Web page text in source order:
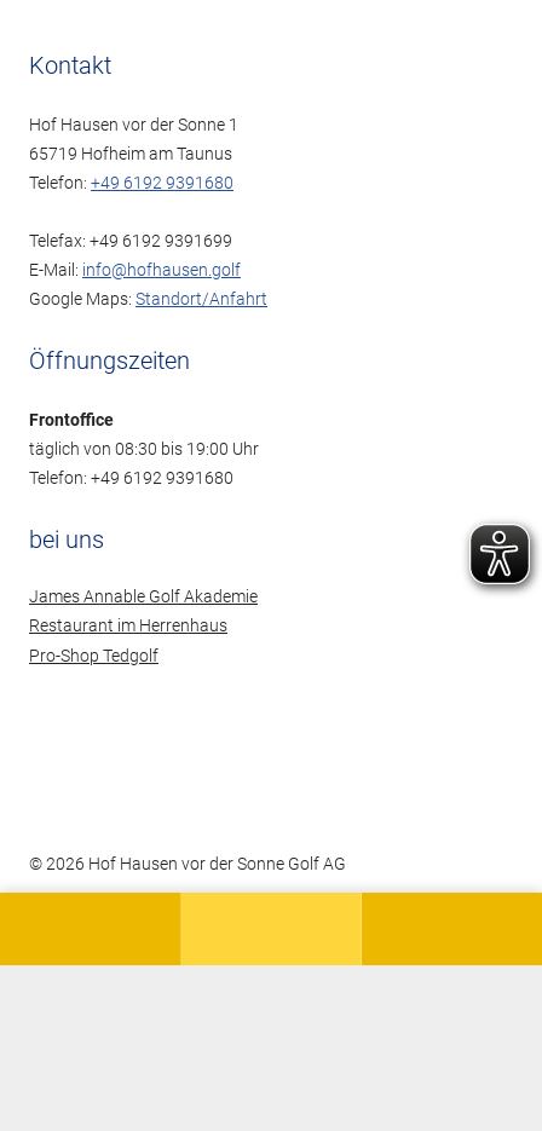
Kontakt
Hof Hausen vor der Sonne 1
65719 Hofheim am Taunus
Telefon: +49 6192 9391680
Telefax: +49 6192 9391699
E-Mail: info@hofhausen.golf
Google Maps: Standort/Anfahrt
Öffnungszeiten
Frontoffice
täglich von 08:30 bis 19:00 Uhr
Telefon: +49 6192 9391680
bei uns
James Annable Golf Akademie
Restaurant im Herrenhaus
Pro-Shop Tedgolf
© 2026 Hof Hausen vor der Sonne Golf AG